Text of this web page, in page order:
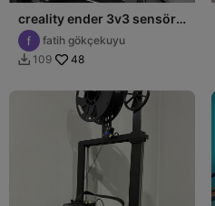
creality ender 3v3 sensör
parçasıfatih gökçekuyu
 109 48